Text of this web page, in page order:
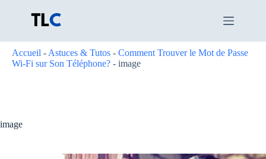
Accueil - Astuces & Tutos - Comment Trouver le Mot de Passe
Wi-Fi sur Son Téléphone? - image
image